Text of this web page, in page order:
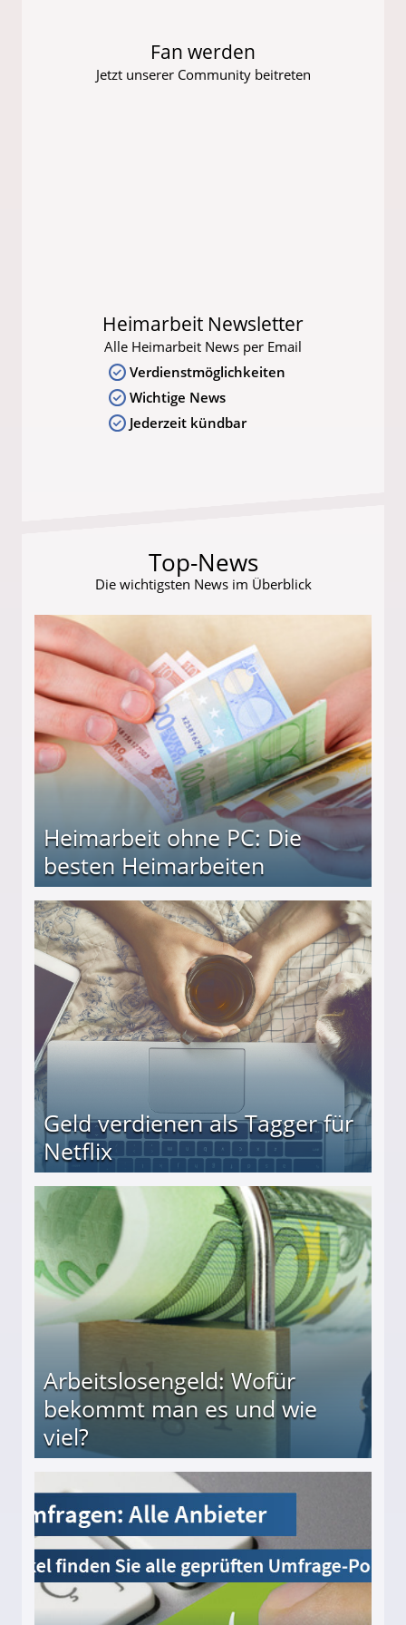
Fan werden
Jetzt unserer Community beitreten
Heimarbeit Newsletter
Alle Heimarbeit News per Email
Verdienstmöglichkeiten
Wichtige News
Jederzeit kündbar
Top-News
Die wichtigsten News im Überblick
Heimarbeit ohne PC: Die
besten Heimarbeiten
Geld verdienen als Tagger für
Netflix
Arbeitslosengeld: Wofür
bekommt man es und wie
viel?
und wie viel?